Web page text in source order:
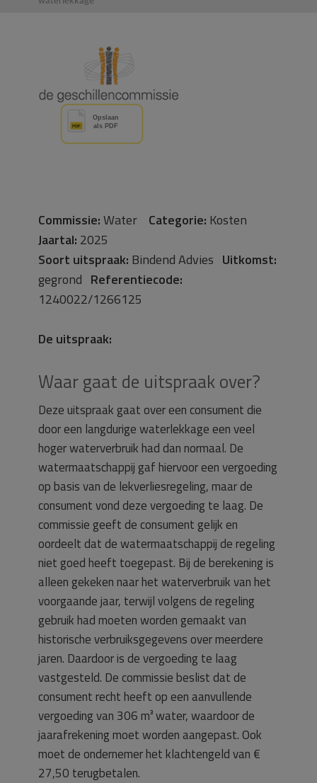
Commissie:Water Categorie: Kosten
Jaartal: 2025
Soort uitspraak: Bindend Advies Uitkomst:
gegrond Referentiecode:
1240022/1266125
De uitspraak:
Waar gaat de uitspraak over?
Deze uitspraak gaat over een consument die
door een langdurige waterlekkage een veel
hoger waterverbruik had dan normaal. De
watermaatschappij gaf hiervoor een vergoeding
op basis van de lekverliesregeling, maar de
consument vond deze vergoeding te laag. De
commissie geeft de consument gelijk en
oordeelt dat de watermaatschappij de regeling
niet goed heeft toegepast. Bij de berekening is
alleen gekeken naar het waterverbruik van het
voorgaande jaar, terwijl volgens de regeling
gebruik had moeten worden gemaakt van
historische verbruiksgegevens over meerdere
jaren. Daardoor is de vergoeding te laag
vastgesteld. De commissie beslist dat de
consument recht heeft op een aanvullende
vergoeding van 306 m³ water, waardoor de
jaarafrekening moet worden aangepast. Ook
moet de ondernemer het klachtengeld van €
27,50 terugbetalen.